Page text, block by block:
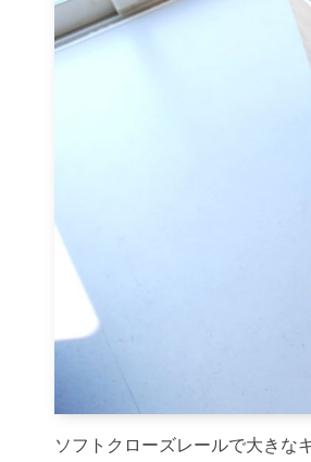
ソフトクローズレールで大きな